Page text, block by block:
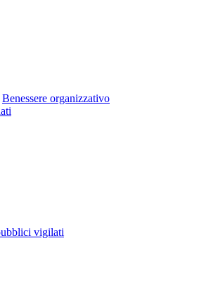
Benessere organizzativo
vigilati